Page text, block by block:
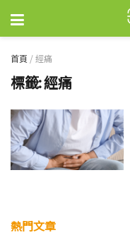
首頁 /經痛
標籤:經痛
熱門文章